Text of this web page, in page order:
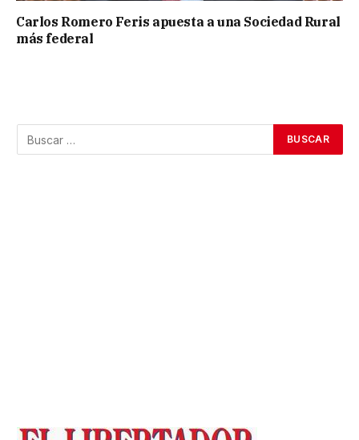
Carlos Romero Feris apuesta a una Sociedad Rural
más federal